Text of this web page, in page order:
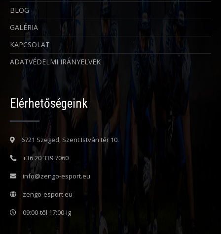
BLOG
GALÉRIA
KAPCSOLAT
ADATVÉDELMI IRÁNYELVEK
Elérhetőségeink
6721 Szeged, Szent István tér 10.
+36 20 339 7060
info@zengo-esport.eu
zengo-esport.eu
09:00-től 17:00-ig